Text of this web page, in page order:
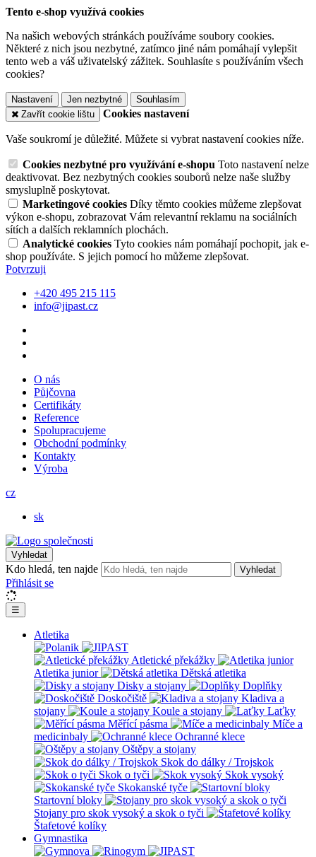
Tento e-shop využívá cookies
Na našich webových stránkách používáme soubory cookies.
Některé z nich jsou nezbytné, zatímco jiné nám pomáhají vylepšit
tento web a váš uživatelský zážitek. Souhlasíte s používáním všech
cookies?
Nastavení Jen nezbytné
Souhlasím
Zavřít cookie lištu
Cookies nastavení
Vaše soukromí je důležité. Můžete si vybrat nastavení cookies níže.
Cookies nezbytné pro využívání e-shopu Toto nastavení nelze
deaktivovat. Bez nezbytných cookies souborů nelze naše služby
smysluplně poskytovat.
Marketingové cookies Díky těmto cookies můžeme zlepšovat
výkon e-shopu, zobrazovat Vám relevantní reklamu na sociálních
sítích a dalších reklamních plochách.
Analytické cookies Tyto cookies nám pomáhají pochopit, jak e-
shop používáte. S jejich pomocí ho můžeme zlepšovat.
Potvrzuji
+420 495 215 115
info@jipast.cz
O nás
Půjčovna
Certifikáty
Reference
Spolupracujeme
Obchodní podmínky
Kontakty
Výroba
cz
sk
Vyhledat
Kdo hledá, ten najde Vyhledat
Přihlásit se
☰
Atletika
Atletické překážky
Atletika junior
Dětská atletika
Disky a stojany
Doplňky
Doskočiště
Kladiva a
stojany
Koule a stojany
Laťky
Měřící pásma
Míče a
medicinbaly
Ochranné klece
Oštěpy a stojany
Skok do dálky / Trojskok
Skok o tyči
Skok vysoký
Skokanské tyče
Startovní bloky
Stojany pro skok vysoký a skok o tyči
Štafetové kolíky
Gymnastika